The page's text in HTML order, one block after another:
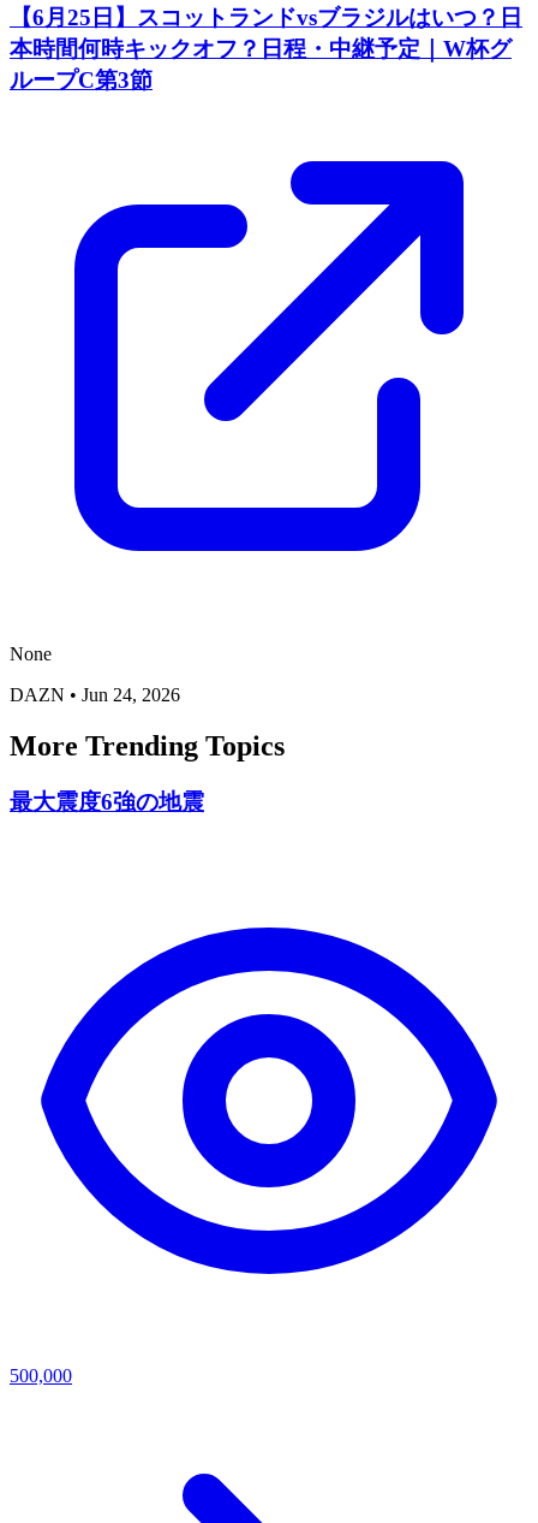
【6月25日】スコットランドvsブラジルはいつ？日
本時間何時キックオフ？日程・中継予定｜W杯グ
ループC第3節
None
DAZN • Jun 24, 2026
More Trending Topics
最大震度6強の地震
500,000